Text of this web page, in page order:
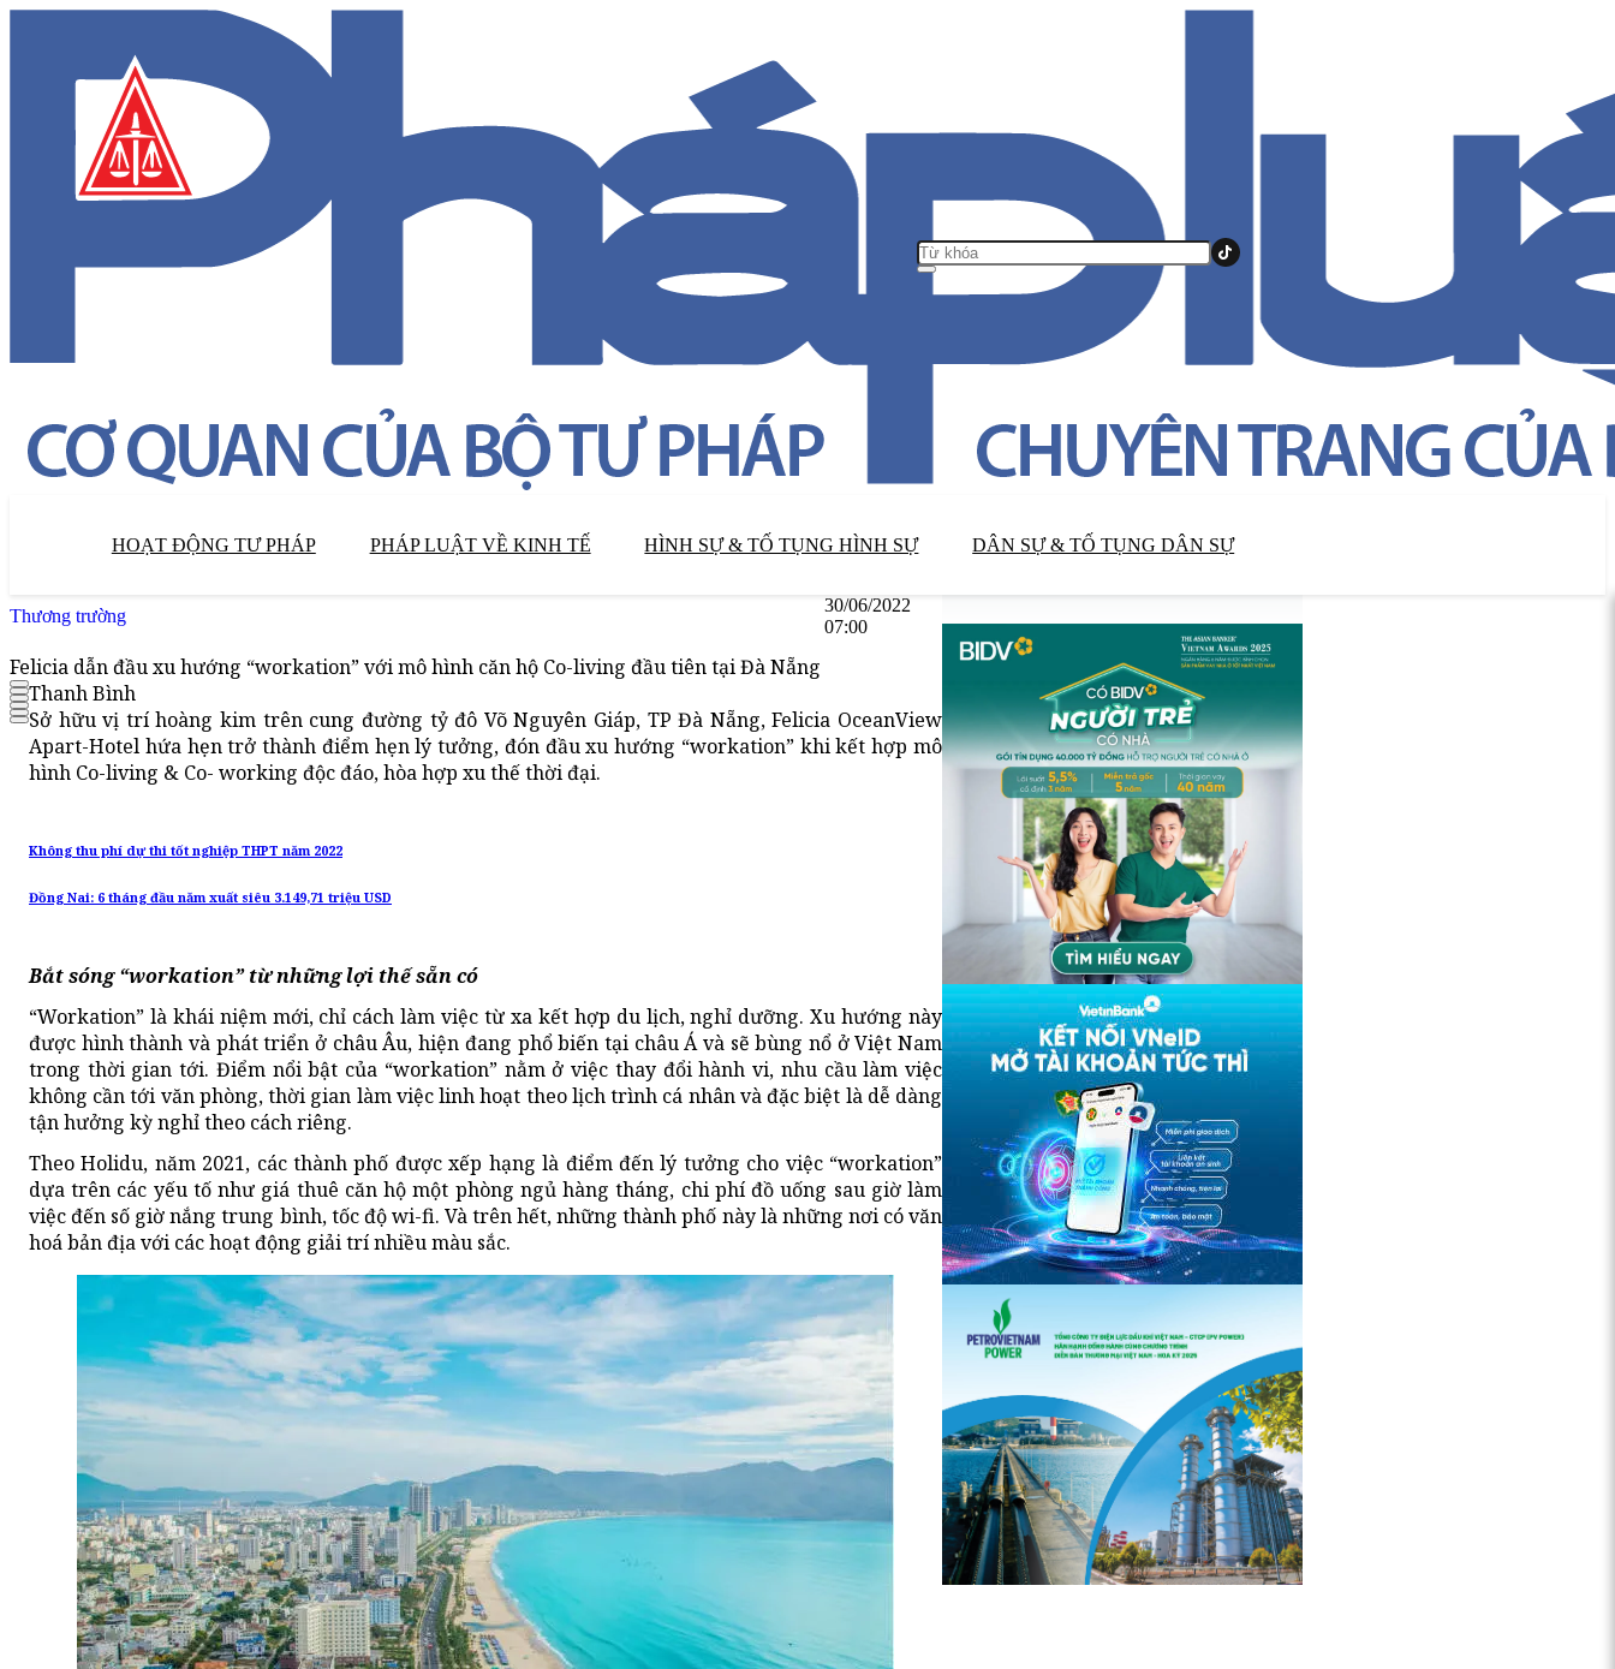
HOẠT ĐỘNG TƯ PHÁP PHÁP LUẬT VỀ KINH TẾ HÌNH SỰ & TỐ TỤNG HÌNH SỰ DÂN SỰ & TỐ TỤNG DÂN SỰ
Thương trường
30/06/2022
07:00
Felicia dẫn đầu xu hướng “workation” với mô hình căn hộ Co-living đầu tiên tại Đà Nẵng
Thanh Bình
Sở hữu vị trí hoàng kim trên cung đường tỷ đô Võ Nguyên Giáp, TP Đà Nẵng, Felicia OceanView
Apart-Hotel hứa hẹn trở thành điểm hẹn lý tưởng, đón đầu xu hướng “workation” khi kết hợp mô
hình Co-living & Co- working độc đáo, hòa hợp xu thế thời đại.
Không thu phí dự thi tốt nghiệp THPT năm 2022
Đồng Nai: 6 tháng đầu năm xuất siêu 3.149,71 triệu USD
Bắt sóng “workation” từ những lợi thế sẵn có
“Workation” là khái niệm mới, chỉ cách làm việc từ xa kết hợp du lịch, nghỉ dưỡng. Xu hướng này
được hình thành và phát triển ở châu Âu, hiện đang phổ biến tại châu Á và sẽ bùng nổ ở Việt Nam
trong thời gian tới. Điểm nổi bật của “workation” nằm ở việc thay đổi hành vi, nhu cầu làm việc
không cần tới văn phòng, thời gian làm việc linh hoạt theo lịch trình cá nhân và đặc biệt là dễ dàng
tận hưởng kỳ nghỉ theo cách riêng.
Theo Holidu, năm 2021, các thành phố được xếp hạng là điểm đến lý tưởng cho việc “workation”
dựa trên các yếu tố như giá thuê căn hộ một phòng ngủ hàng tháng, chi phí đồ uống sau giờ làm
việc đến số giờ nắng trung bình, tốc độ wi-fi. Và trên hết, những thành phố này là những nơi có văn
hoá bản địa với các hoạt động giải trí nhiều màu sắc.